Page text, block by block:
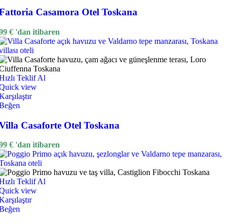
Casamora Otel Toskana
€ 'dan itibaren
Teklif Al
view
Casaforte Otel Toskana
€ 'dan itibaren
Teklif Al
view